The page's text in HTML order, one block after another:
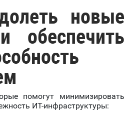
новые
обеспечить
помогут минимизировать
ИТ-инфраструктуры: